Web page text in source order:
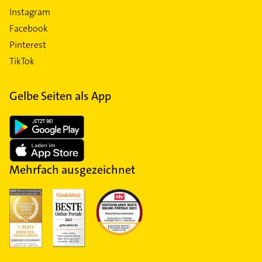
Instagram
Facebook
Pinterest
TikTok
Gelbe Seiten als App
Mehrfach ausgezeichnet